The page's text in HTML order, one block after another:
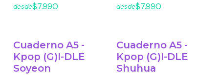
desde$7.990 desde$7.990
Cuaderno A5 -
Kpop (G)I-DLE
Soyeon
Cuaderno A5 -
Kpop (G)I-DLE
Shuhua